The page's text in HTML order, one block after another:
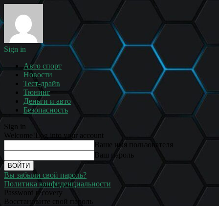
Sign in
Авто спорт
Новости
Тест-драйв
Тюнинг
Деньги и авто
Безопасность
Sign in
Welcome! Log into your account
Ваше имя пользователя
Ваш пароль
Вы забыли свой пароль?
Политика конфиденциальности
Password recovery
Восстановите свой пароль